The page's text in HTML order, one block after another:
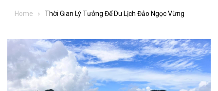
Home Thời Gian Lý Tưởng Để Du Lịch Đảo Ngọc Vừng